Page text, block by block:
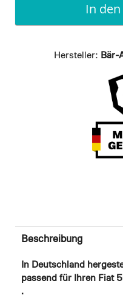
In
Hersteller: Bär-
Beschreibung
In Deutschland
passend für Ihren Fiat
.